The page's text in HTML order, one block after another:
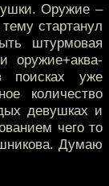
Оружие –
стартанул
штурмовая
оружие+аква-
поисках уже
количество
девушках и
чего то
Думаю